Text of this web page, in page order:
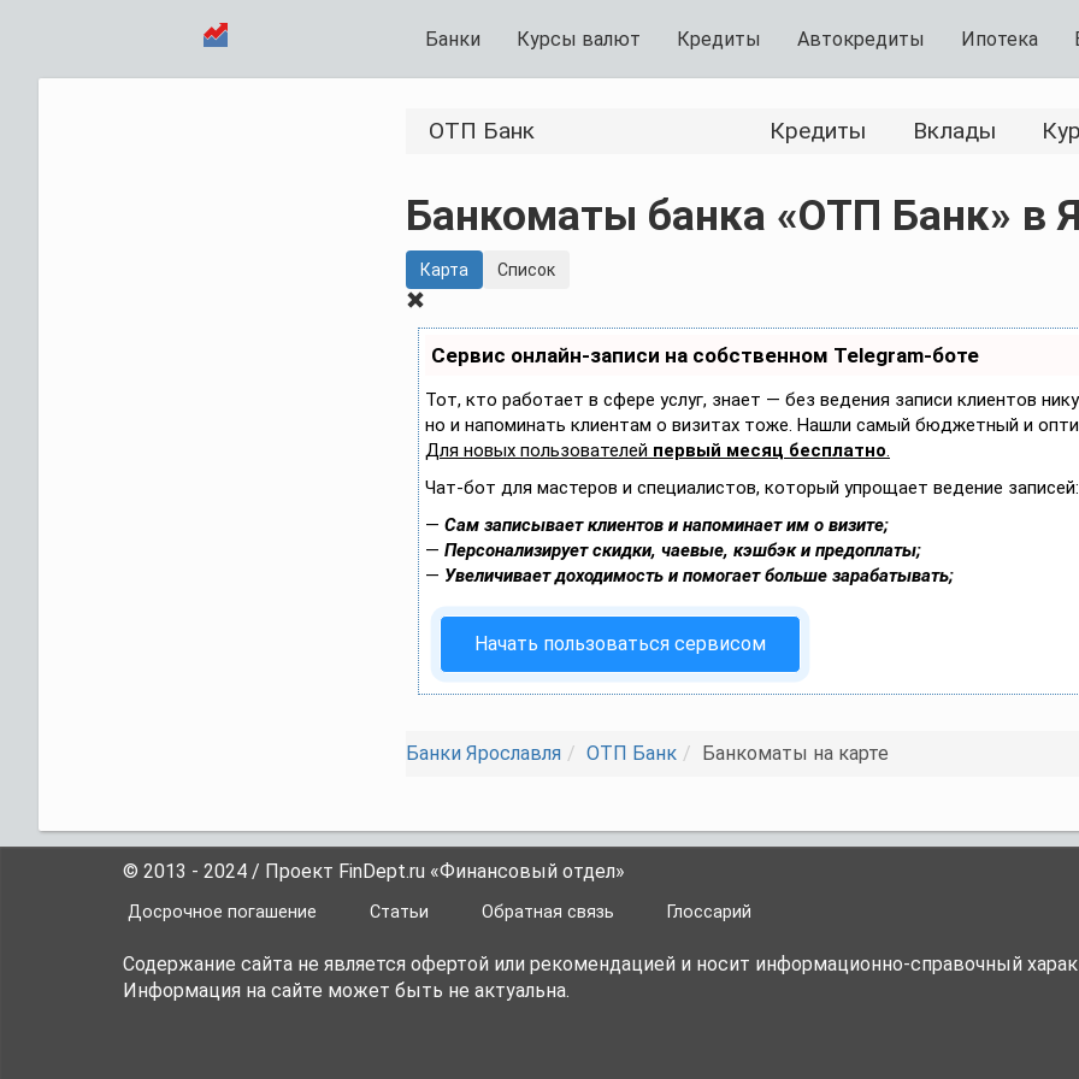
Банки Курсы валют Кредиты Автокредиты Ипотека
ОТП Банк Кредиты Вклады
Банкоматы банка «ОТП Банк» в
Карта Cписок
Сервис онлайн-записи на собственном Telegram-боте
Тот, кто работает в сфере услуг, знает — без ведения записи клиентов
но и напоминать клиентам о визитах тоже. Нашли самый бюджетный и
Для новых пользователей первый месяц бесплатно.
Чат-бот для мастеров и специалистов, который упрощает ведение записей:
— Сам записывает клиентов и напоминает им о визите;
— Персонализирует скидки, чаевые, кэшбэк и предоплаты;
— Увеличивает доходимость и помогает больше зарабатывать;
Начать пользоваться сервисом
Банки Ярославля ОТП Банк Банкоматы на карте
© 2013 - 2024 / Проект FinDept.ru «Финансовый отдел»
Досрочное погашение Статьи Обратная связь Глоссарий
Содержание сайта не является офертой или рекомендацией и носит информационно-справочный
Информация на сайте может быть не актуальна.